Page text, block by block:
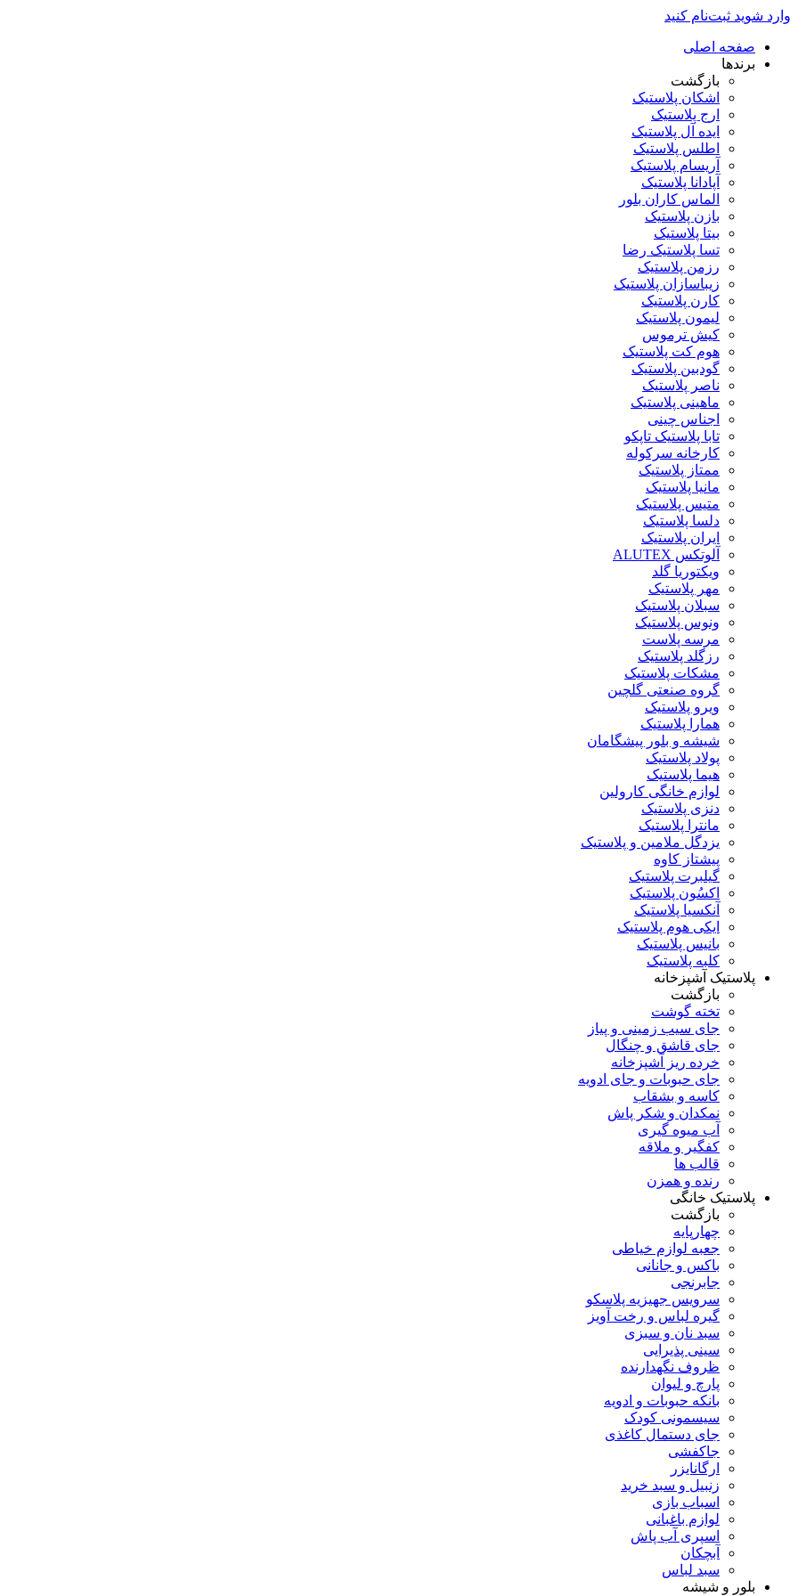
وارد شوید ثبت‌نام کنید
صفحه اصلی
برندها
بازگشت
اشکان پلاستیک
ارج پلاستیک
ایده آل پلاستیک
اطلس پلاستیک
آریسام پلاستیک
آپادانا پلاستیک
الماس کاران بلور
بازن پلاستیک
بیتا پلاستیک
تسا پلاستیک رضا
رزمن پلاستیک
زیباسازان پلاستیک
کارن پلاستیک
لیمون پلاستیک
کیش ترموس
هوم کت پلاستیک
گودبین پلاستیک
ناصر پلاستیک
ماهینی پلاستیک
اجناس چینی
تابا پلاستیک تاپکو
کارخانه سرکوله
ممتاز پلاستیک
مانیا پلاستیک
متیس پلاستیک
دلسا پلاستیک
ایران پلاستیک
آلوتکس ALUTEX
ویکتوریا گلد
مهر پلاستیک
سبلان پلاستیک
ونوس پلاستیک
مرسه پلاست
رزگلد پلاستیک
مشکات پلاستیک
گروه صنعتی گلچین
ویرو پلاستیک
همارا پلاستیک
شیشه و بلور پیشگامان
پولاد پلاستیک
هیما پلاستیک
لوازم خانگی کارولین
دنزی پلاستیک
مانترا پلاستیک
یزدگل ملامین و پلاستیک
پیشتاز کاوه
گیلبرت پلاستیک
اکسُون پلاستیک
آنکسیا پلاستیک
ایکی هوم پلاستیک
بانیس پلاستیک
کلبه پلاستیک
پلاستیک آشپزخانه
بازگشت
تخته گوشت
جای سیب زمینی و پیاز
جای قاشق و چنگال
خرده ریز آشپزخانه
جای حبوبات و جای ادویه
کاسه و بشقاب
نمکدان و شکر پاش
آب میوه گیری
کفگیر و ملاقه
قالب ها
رنده و همزن
پلاستیک خانگی
بازگشت
چهارپایه
جعبه لوازم خیاطی
باکس و جانانی
جابرنجی
سرویس جهیزیه پلاسکو
گیره لباس و رخت آویز
سبد نان و سبزی
سینی پذیرایی
ظروف نگهدارنده
پارچ و لیوان
بانکه حبوبات و ادویه
سیسمونی کودک
جای دستمال کاغذی
جاکفشی
ارگانایزر
زنبیل و سبد خرید
اسباب بازی
لوازم باغبانی
اسپری آب پاش
آبچکان
سبد لباس
بلور و شیشه